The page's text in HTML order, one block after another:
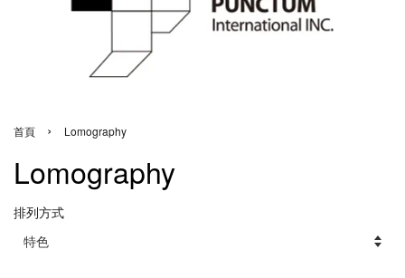
首頁 › Lomography
Lomography
排列方式